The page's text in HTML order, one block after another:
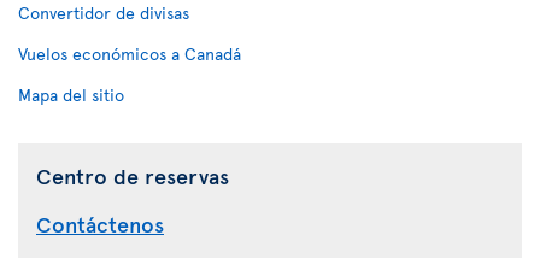
Convertidor de divisas
Vuelos económicos a Canadá
Mapa del sitio
Centro de reservas
Contáctenos